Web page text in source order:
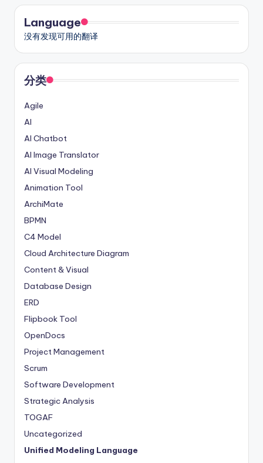
Language
没有发现可用的翻译
分类
Agile
AI
AI Chatbot
AI Image Translator
AI Visual Modeling
Animation Tool
ArchiMate
BPMN
C4 Model
Cloud Architecture Diagram
Content & Visual
Database Design
ERD
Flipbook Tool
OpenDocs
Project Management
Scrum
Software Development
Strategic Analysis
TOGAF
Uncategorized
Unified Modeling Language